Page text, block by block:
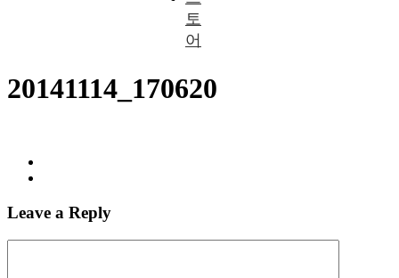
토
어
20141114_170620
Leave a Reply